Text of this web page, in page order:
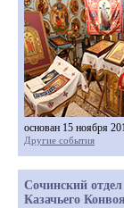
основан 15 ноября
Другие события
Сочинский отдел
Казачьего